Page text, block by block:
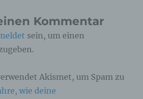
Kommentar
sein, um einen
Akismet, um Spam zu
wie deine